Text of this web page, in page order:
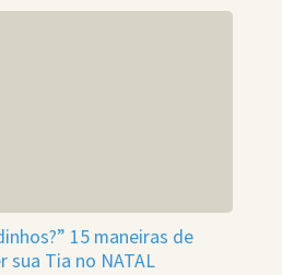
15 maneiras de
sua Tia no NATAL